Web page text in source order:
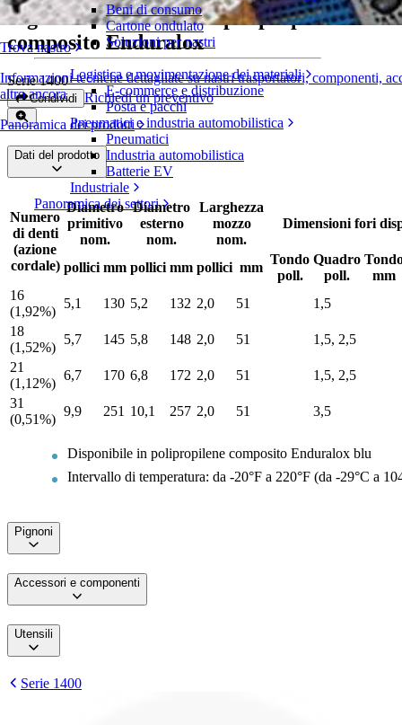
Trova nastro
Informazioni tecniche dettagliate su nastri trasportatori, componenti,
altro ancora
Panoramica dei prodotti
Beni di consumo
Cartone ondulato
Soluzioni per nastri
Logistica e movimentazione dei materiali
E-commerce e distribuzione
Posta e pacchi
Pneumatici e industria automobilistica
Pneumatici
Industria automobilistica
Batterie EV
Industriale
Panoramica dei settori
Pignone in due metà in polipropilene
composito Enduralox
Serie 1400
Condividi Richiedi un preventivo
Dati del prodotto
Numero
di denti
(azione
cordale)
Diametro
primitivo
nom.
Diametro
esterno
nom.
Larghezza
mozzo
nom.
Dimensioni fori
pollici mm pollici mm pollici mm
Tondo
poll.
Quadro
poll.
mm
16
(1,92%)
5,1 130 5,2 132 2,0 51
1,5
18
(1,52%)
5,7 145 5,8 148 2,0 51
1,5, 2,5
21
(1,12%)
6,7 170 6,8 172 2,0 51
1,5, 2,5
31
(0,51%)
9,9 251 10,1 257 2,0 51 3,5
Disponibile in polipropilene composito Enduralox blu
Intervallo di temperatura: da -20°F a 220°F (da -29°C a
Pignoni
Accessori e componenti
Utensili
Serie 1400